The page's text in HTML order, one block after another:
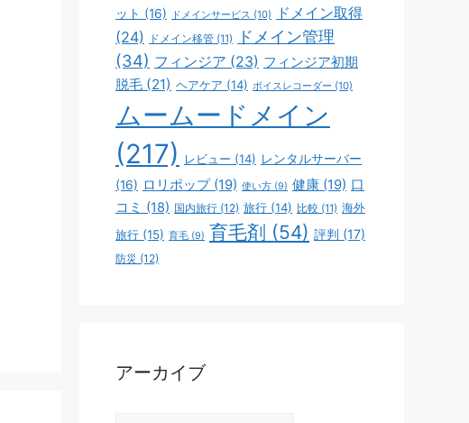
ット (16) ドメインサービス (10)
ドメイン取得
(24)
ドメイン移管 (11)
ドメイン管理
(34) フィンジア (23) フィンジア初期
脱毛 (21) ヘアケア (14) ボイスレコーダー (10)
ムームードメイン
(217)
レビュー (14) レンタルサーバー
(16) ロリポップ(19) 使い方 (9) 健康 (19) 口
コミ (18) 国内旅行 (12) 旅行 (14) 比較 (11) 海外
旅行 (15) 育毛 (9) 育毛剤 (54) 評判 (17)
防災 (12)
アーカイブ